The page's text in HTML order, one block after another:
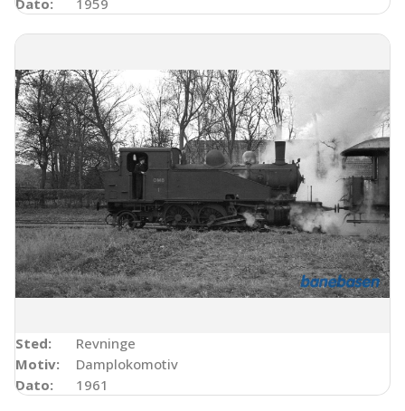
Dato:
1959
Sted:
Revninge
Motiv:
Damplokomotiv
Dato:
1961